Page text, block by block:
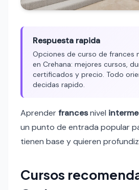
Respuesta rapida
Opciones de curso de frances
en Crehana: mejores cursos,
certificados y precio. Todo
decidas rapido.
Aprenderfrancesnivel
un punto de entrada popular
tienen base y quieren
Cursos